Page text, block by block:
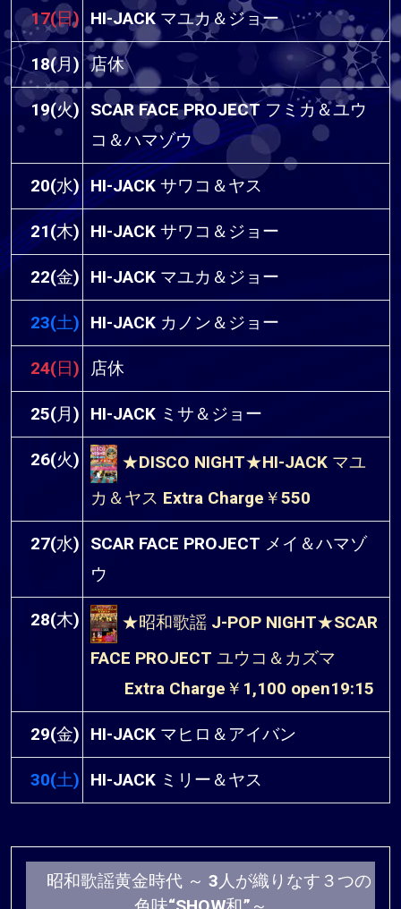
17(日) HI-JACK マユカ＆ジョー
18(月) 店休
19(火) SCAR FACE PROJECT フミカ＆ユウ
コ＆ハマゾウ
20(水) HI-JACK サワコ＆ヤス
21(木) HI-JACK サワコ＆ジョー
22(金) HI-JACK マユカ＆ジョー
23(土) HI-JACK カノン＆ジョー
24(日) 店休
25(月) HI-JACK ミサ＆ジョー
26(火)
★DISCO NIGHT★HI-JACK マユ
カ＆ヤス Extra Charge￥550
27(水) SCAR FACE PROJECT メイ＆ハマゾ
ウ
28(木)
★昭和歌謡 J-POP NIGHT★SCAR
FACE PROJECT ユウコ＆カズマ
Extra Charge￥1,100 open19:15
29(金) HI-JACK マヒロ＆アイバン
30(土) HI-JACK ミリー＆ヤス
昭和歌謡黄金時代 ～ 3人が織りなす３つの